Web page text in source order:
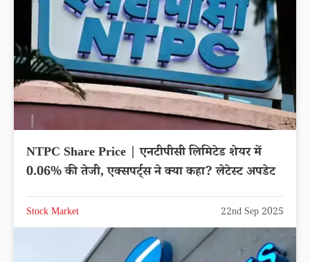
NTPC Share Price | एनटीपीसी लिमिटेड शेयर में
0.06% की तेजी, एक्सपर्ट्स ने क्या कहा? लेटेस्ट अपडेट
Stock Market 22nd Sep 2025